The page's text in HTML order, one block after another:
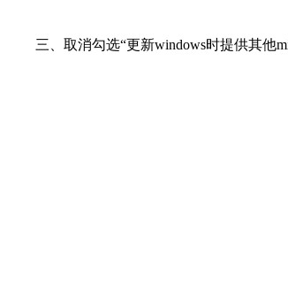
三、取消勾选“更新windows时提供其他